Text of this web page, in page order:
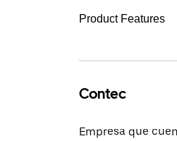
Product Features
Contec
Empresa que